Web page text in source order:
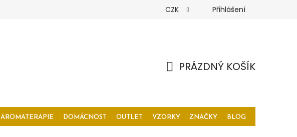
CZK Přihlášení
PRÁZDNÝ KOŠÍK
AROMATERAPIE DOMÁCNOST OUTLET VZORKY ZNAČKY BLOG